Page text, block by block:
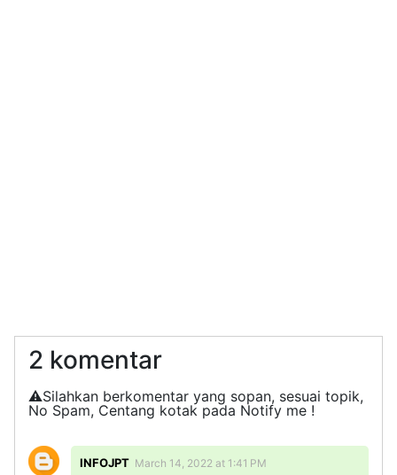
2 komentar
⚠️Silahkan berkomentar yang sopan, sesuai topik,
No Spam, Centang kotak pada Notify me !
INFOJPT March 14, 2022 at 1:41 PM